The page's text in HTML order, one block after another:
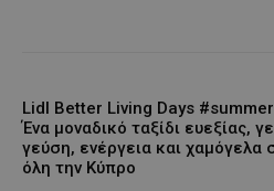
Lidl Better Living Days
Ένα μοναδικό ταξίδι ευεξίας,
γεύση, ενέργεια και χαμόγελα
όλη την Κύπρο